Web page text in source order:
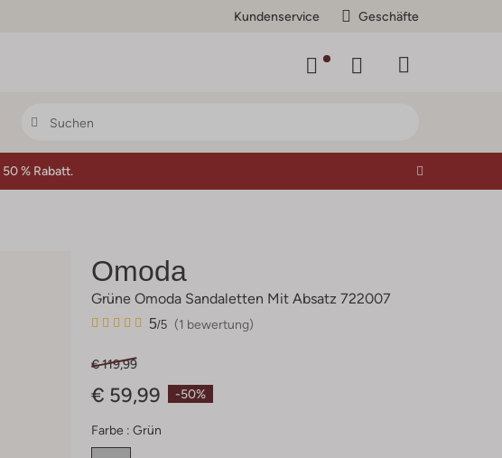
Kundenservice Geschäfte
50 % Rabatt.
Omoda
Grüne Omoda Sandaletten Mit Absatz 722007
(1 bewertung)
5/5
1
5
-50%
€ 119,99
€ 59,99
Farbe : Grün